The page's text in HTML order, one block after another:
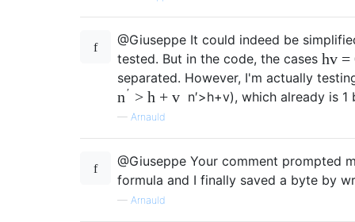
@Giuseppe It could indeed be
tested. But in the code, the cases hv =
separated. However, I'm actually
n ′ > h + v n′>h+v), which already is 1
— Arnauld
@Giuseppe Your comment prompted
formula and I finally saved a byte by
— Arnauld